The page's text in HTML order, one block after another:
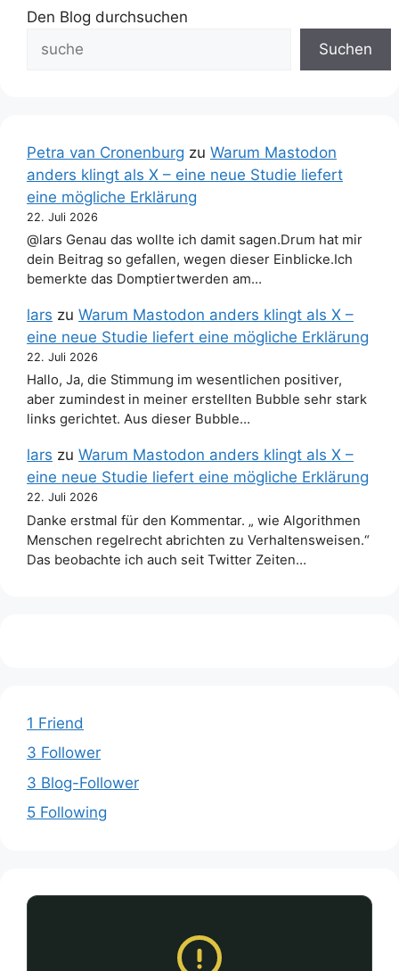
Den Blog durchsuchen
Suchen
Petra van Cronenburg zu Warum Mastodon
anders klingt als X – eine neue Studie liefert
eine mögliche Erklärung
22. Juli 2026
@lars Genau das wollte ich damit sagen.Drum hat mir
dein Beitrag so gefallen, wegen dieser Einblicke.Ich
bemerkte das Domptiertwerden am…
lars zu Warum Mastodon anders klingt als X –
eine neue Studie liefert eine mögliche Erklärung
22. Juli 2026
Hallo, Ja, die Stimmung im wesentlichen positiver,
aber zumindest in meiner erstellten Bubble sehr stark
links gerichtet. Aus dieser Bubble…
lars zu Warum Mastodon anders klingt als X –
eine neue Studie liefert eine mögliche Erklärung
22. Juli 2026
Danke erstmal für den Kommentar. „ wie Algorithmen
Menschen regelrecht abrichten zu Verhaltensweisen.“
Das beobachte ich auch seit Twitter Zeiten…
1 Friend
3 Follower
3 Blog-Follower
5 Following